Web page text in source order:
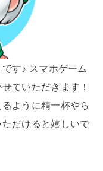
す♪ スマホゲーム
ていただきます！
ように精一杯やら
だけると嬉しいで